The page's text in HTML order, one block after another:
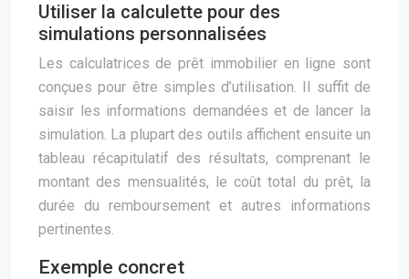
Utiliser la calculette pour des
simulations personnalisées
Les calculatrices de prêt immobilier en ligne sont
conçues pour être simples d’utilisation. Il suffit de
saisir les informations demandées et de lancer la
simulation. La plupart des outils affichent ensuite un
tableau récapitulatif des résultats, comprenant le
montant des mensualités, le coût total du prêt, la
durée du remboursement et autres informations
pertinentes.
Exemple concret